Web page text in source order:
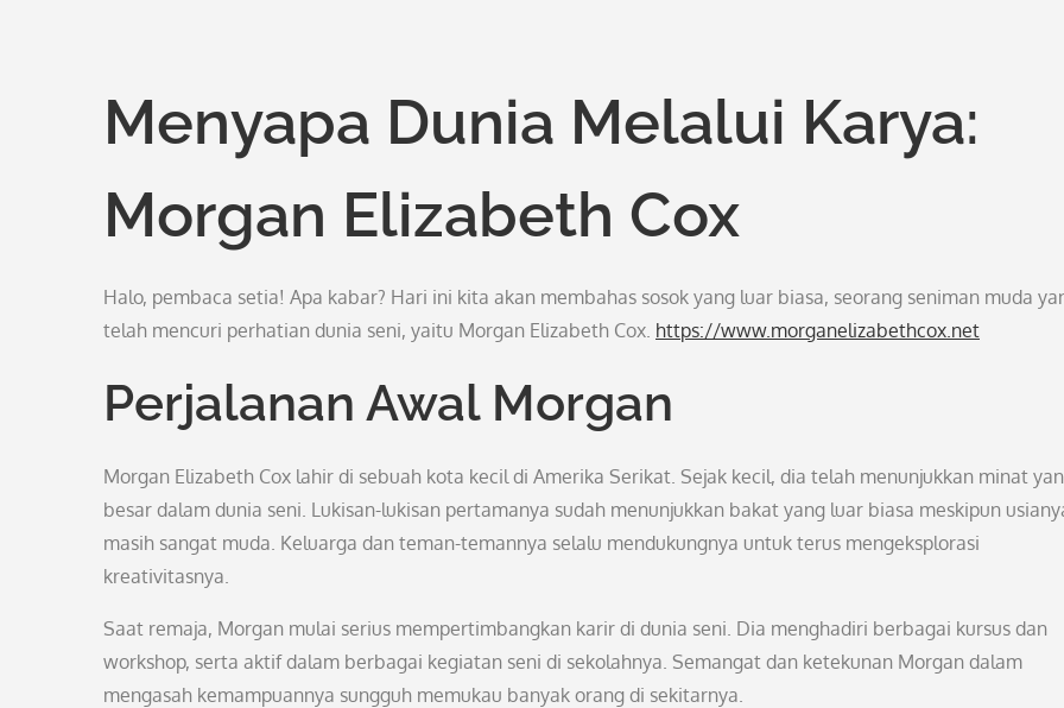
Menyapa Dunia Melalui Karya:
Morgan Elizabeth Cox
Halo, pembaca setia! Apa kabar? Hari ini kita akan membahas sosok yang luar biasa, seorang seniman muda
telah mencuri perhatian dunia seni, yaitu Morgan Elizabeth Cox. https://www.morganelizabethcox.net
Perjalanan Awal Morgan
Morgan Elizabeth Cox lahir di sebuah kota kecil di Amerika Serikat. Sejak kecil, dia telah menunjukkan minat
besar dalam dunia seni. Lukisan-lukisan pertamanya sudah menunjukkan bakat yang luar biasa meskipun
masih sangat muda. Keluarga dan teman-temannya selalu mendukungnya untuk terus mengeksplorasi
kreativitasnya.
Saat remaja, Morgan mulai serius mempertimbangkan karir di dunia seni. Dia menghadiri berbagai kursus dan
workshop, serta aktif dalam berbagai kegiatan seni di sekolahnya. Semangat dan ketekunan Morgan dalam
mengasah kemampuannya sungguh memukau banyak orang di sekitarnya.